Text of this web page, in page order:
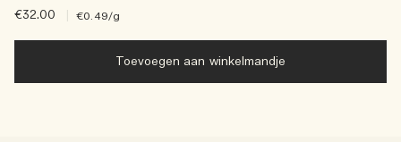
€32.00 €0.49/g
Toevoegen aan winkelmandje